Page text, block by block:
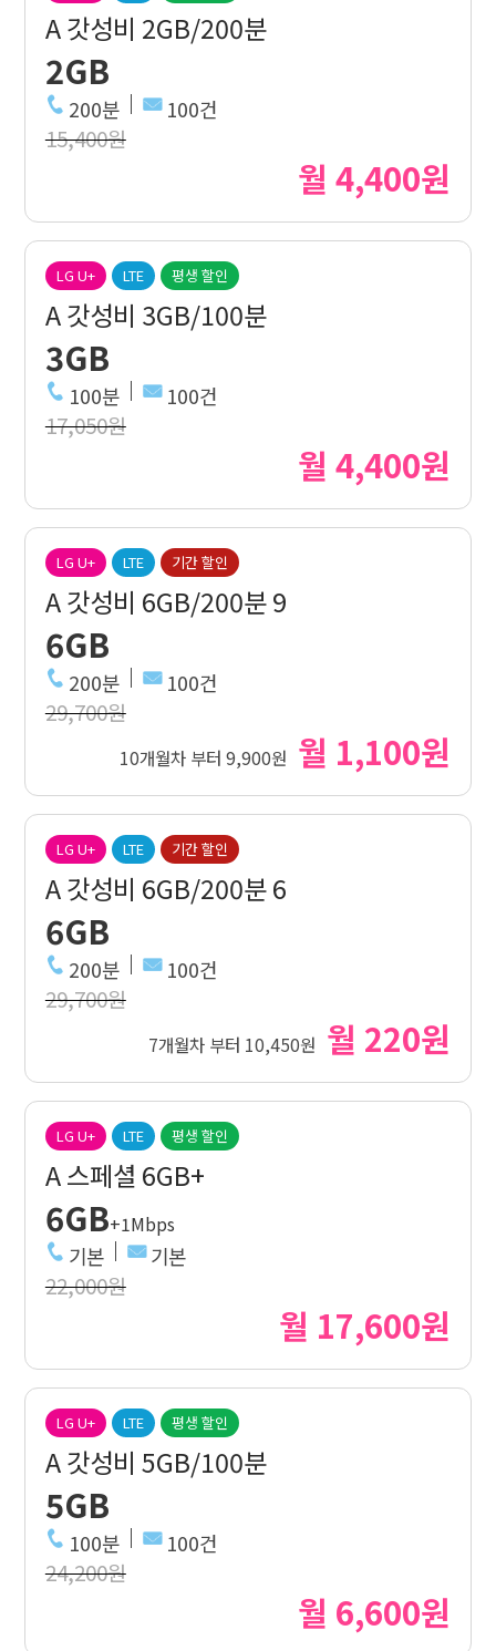
A 갓성비 2GB/200분
2GB
200분 100건
15,400원
월 4,400원
LG U+ LTE 평생 할인
A 갓성비 3GB/100분
3GB
100분 100건
17,050원
월 4,400원
LG U+ LTE 기간 할인
A 갓성비 6GB/200분 9
6GB
200분 100건
29,700원
10개월차 부터 9,900원 월 1,100원
LG U+ LTE 기간 할인
A 갓성비 6GB/200분 6
6GB
200분 100건
29,700원
7개월차 부터 10,450원 월 220원
LG U+ LTE 평생 할인
A 스페셜 6GB+
6GB+1Mbps
기본 기본
22,000원
월 17,600원
LG U+ LTE 평생 할인
A 갓성비 5GB/100분
5GB
100분 100건
24,200원
월 6,600원